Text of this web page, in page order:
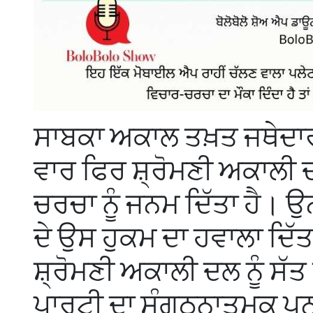
ਸਾਬਕਾ ਅਕਾਲ ਤਖ਼ਤ
ਵਾਰ ਫਿਰ ਸ਼੍ਰੋਮਣੀ
ਚਰਚਾ ਨੂੰ ਜਨਮ ਦਿੱਤਾ ਹੈ।
ਦੇ ਉਸ ਹੁਕਮ ਦਾ ਹਵਾਲਾ
ਸ਼੍ਰੋਮਣੀ ਅਕਾਲੀ ਦਲ ਨੂੰ ਸੱਤ
ਪਾਰਟੀ ਦਾ ਸੰਗਠਨਾਤਮਕ